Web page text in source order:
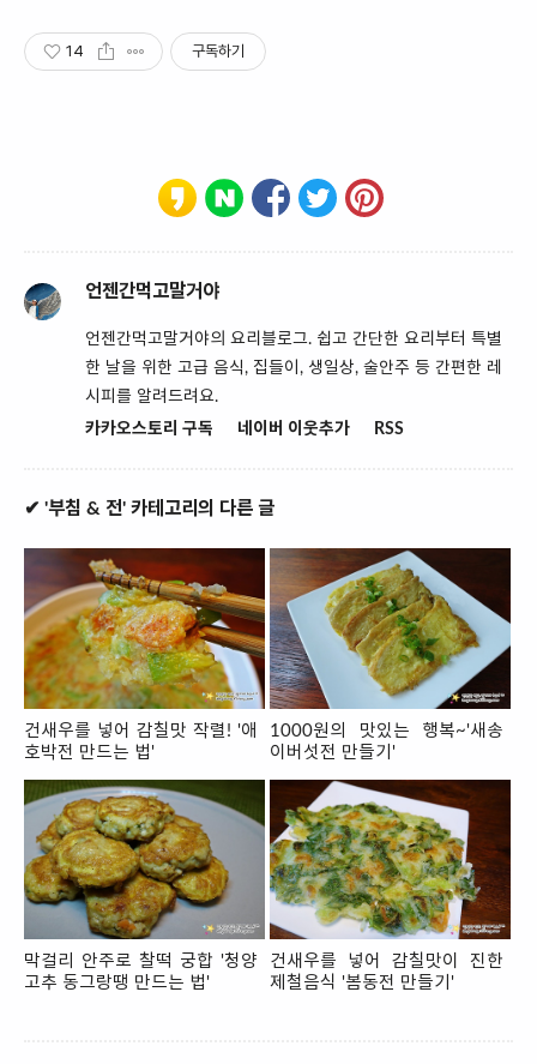
14 구독하기
언젠간먹고말거야
언젠간먹고말거야의 요리블로그. 쉽고 간단한 요리부터 특별
한 날을 위한 고급 음식, 집들이, 생일상, 술안주 등 간편한 레
시피를 알려드려요.
카카오스토리 구독
네이버 이웃추가 RSS
✔ '부침 & 전' 카테고리의 다른 글
건새우를 넣어 감칠맛 작렬! '애
호박전 만드는 법'
1000원의 맛있는 행복~'새송
이버섯전 만들기'
막걸리 안주로 찰떡 궁합 '청양
고추 동그랑땡 만드는 법'
건새우를 넣어 감칠맛이 진한
제철음식 '봄동전 만들기'